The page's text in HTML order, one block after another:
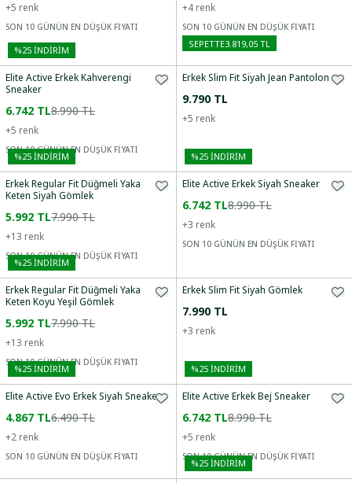
+5 renk
SON 10 GÜNÜN EN DÜŞÜK FİYATI
+4 renk
SON 10 GÜNÜN EN DÜŞÜK FİYATI
SEPETTE3.819,05 TL
%25 İNDİRİM
Elite Active Erkek Kahverengi
Sneaker
6.742 TL8.990 TL
+5 renk
SON 10 GÜNÜN EN DÜŞÜK FİYATI
Erkek Slim Fit Siyah Jean Pantolon
9.790 TL
+5 renk
%25 İNDİRİM
Erkek Regular Fit Düğmeli Yaka
Keten Siyah Gömlek
5.992 TL7.990 TL
+13 renk
SON 10 GÜNÜN EN DÜŞÜK FİYATI
%25İNDİRİM
Elite Active Erkek Siyah Sneaker
6.742 TL8.990 TL
+3 renk
SON 10 GÜNÜN EN DÜŞÜK FİYATI
%25 İNDİRİM
Erkek Regular Fit Düğmeli Yaka
Keten Koyu Yeşil Gömlek
5.992 TL7.990 TL
+13 renk
SON 10 GÜNÜN EN DÜŞÜK FİYATI
Erkek Slim Fit Siyah Gömlek
7.990 TL
+3 renk
%25 İNDİRİM
Elite Active Evo Erkek Siyah Sneaker
4.867 TL6.490 TL
+2 renk
SON 10 GÜNÜN EN DÜŞÜK FİYATI
%25İNDİRİM
Elite Active Erkek Bej Sneaker
6.742 TL8.990 TL
+5 renk
SON 10 GÜNÜN EN DÜŞÜK FİYATI
%25İNDİRİM